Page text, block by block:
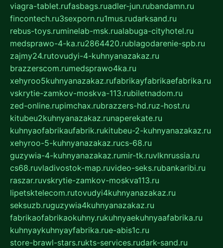
viagra-tablet.rufasbags.ruadler-jun.rubandamn.ru
fincontech.ru3sexporn.ru1mus.rudarksand.ru
rebus-toys.ruminelab-msk.rualabuga-cityhotel.ru
medsprawo-4-ka.ru2864420.rublagodarenie-spb.ru
zajmy24.rutovudyi-4-kuhnyanazakaz.ru
brazzerscom.rumedsprawo4ka.ru
xehyroo5kuhnyanazakaz.rufabrikayfabrikaefabrika.ru
vskrytie-zamkov-moskva-113.rubiletnadom.ru
zed-online.rupimchax.rubrazzers-hd.ruz-host.ru
kitubeu2kuhnyanazakaz.runaperekate.ru
kuhnyaofabrikaufabrik.rukitubeu-2-kuhnyanazakaz.ru
xehyroo-5-kuhnyanazakaz.rucs-68.ru
guzywia-4-kuhnyanazakaz.rumir-tk.ruvlknrussia.ru
cs68.ruvladivostok-map.ruvideo-seks.rubankaribi.ru
raszar.ruvskrytie-zamkov-moskva113.ru
lipetsktelecom.rutovudyi4kuhnyanazakaz.ru
seksuzb.ruguzywia4kuhnyanazakaz.ru
fabrikaofabrikaokuhny.rukuhnyaekuhnyaafabrika.ru
kuhnyaykuhnyayfabrika.rue-abis1c.ru
store-brawl-stars.rukts-services.rudark-sand.ru